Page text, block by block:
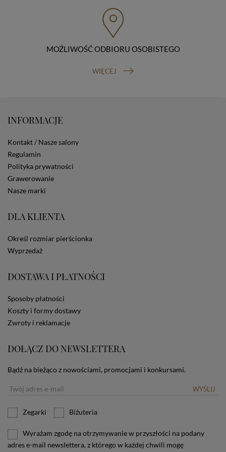
organu nadzorczego (Prezesa Urzędu Ochrony Danych
Osobowych, ul. Stawki 2, 00-193 Warszawa) oraz
prawo do cofnięcia zgody na przetwarzanie danych
osobowych (masz prawo cofnięcia zgody na
przetwarzanie danych w dowolnym momencie;
przetwarzania, którego dokonano na podstawie Twojej
zgody przed jej cofnięciem). W celu wykonania swoich
nie podasz danych, nie będziesz mógł przeglądać
zawartości naszej strony
Zautomatyzowane podejmowanie decyzji
Na stronie Sklepu są wykorzystywane pliki cookies.
Stosowane są one w celach zapewnienia maksymalnej
wygody wszystkich użytkowników (w tym Kupujących)
przy korzystaniu ze Sklepu (zapamiętywanie
preferencji i ustawień na stronie, zbieranie
anonimowych danych dla celów reklamowych i
portale społecznościowe, np. Facebook). Korzystanie
dotyczących cookies oznacza, że będą one
zamieszczane w urządzeniu końcowym każdego
użytkownika. Jeżeli użytkownik nie wyraża zgody na
ustawienia swojej przeglądarki.
informacji o plikach cookies.
MOŹLIWOŚĆ ODBIORU OSOBISTEGO
WIĘCEJ
INFORMACJE
Kontakt / Nasze salony
Regulamin
Polityka prywatności
Grawerowanie
Nasze marki
DLA KLIENTA
Określ rozmiar pierścionka
Wyprzedaż
DOSTAWA I PŁATNOŚCI
Sposoby płatności
Koszty i formy dostawy
Zwroty i reklamacje
DOŁĄCZ DO NEWSLETTERA
Bądź na bieżąco z nowościami, promocjami i konkursami.
WYŚLIJ
Zegarki Biżuteria
Wyrażam zgodę na otrzymywanie w przyszłości na podany
adres e-mail newslettera, z którego w każdej chwili mogę